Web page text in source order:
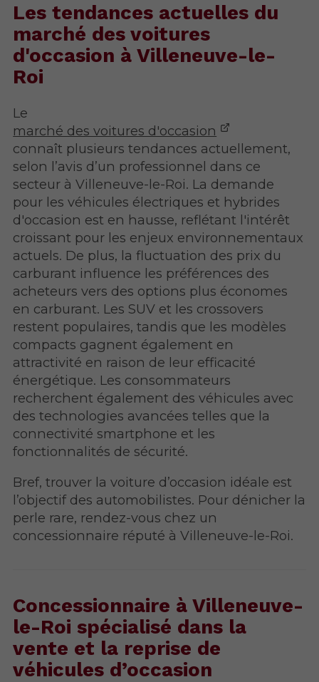
Les tendances actuelles du
marché des voitures
d'occasion à Villeneuve-le-
Roi
Le
marché des voitures d'occasion
connaît plusieurs tendances actuellement,
selon l’avis d’un professionnel dans ce
secteur à Villeneuve-le-Roi. La demande
pour les véhicules électriques et hybrides
d'occasion est en hausse, reflétant l'intérêt
croissant pour les enjeux environnementaux
actuels. De plus, la fluctuation des prix du
carburant influence les préférences des
acheteurs vers des options plus économes
en carburant. Les SUV et les crossovers
restent populaires, tandis que les modèles
compacts gagnent également en
attractivité en raison de leur efficacité
énergétique. Les consommateurs
recherchent également des véhicules avec
des technologies avancées telles que la
connectivité smartphone et les
fonctionnalités de sécurité.
Bref, trouver la voiture d’occasion idéale est
l’objectif des automobilistes. Pour dénicher la
perle rare, rendez-vous chez un
concessionnaire réputé à Villeneuve-le-Roi.
Concessionnaire à Villeneuve-
le-Roi spécialisé dans la
vente et la reprise de
véhicules d’occasion